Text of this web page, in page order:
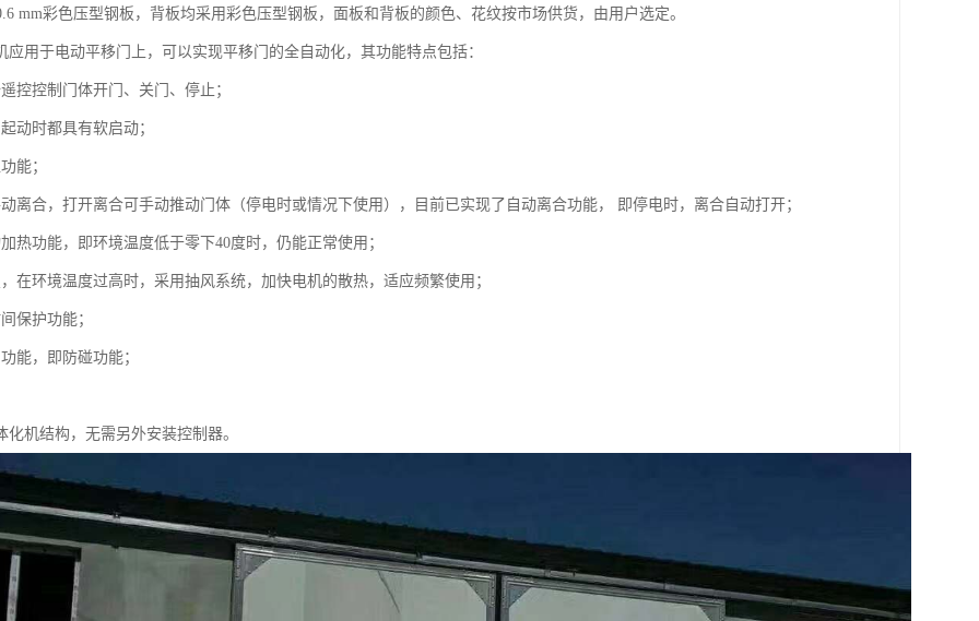
mm彩色压型钢板，背板均采用彩色压型钢板，面板和背板的颜色、花纹按市场供货，由用户选定。
应用于电动平移门上，可以实现平移门的全自动化，其功能特点包括：
控控制门体开门、关门、停止；
动时都具有软启动；
能；
离合，打开离合可手动推动门体（停电时或情况下使用），目前已实现了自动离合功能， 即停电时，离合自动打开；
热功能，即环境温度低于零下40度时，仍能正常使用；
在环境温度过高时，采用抽风系统，加快电机的散热，适应频繁使用；
保护功能；
能，即防碰功能；
化机结构，无需另外安装控制器。